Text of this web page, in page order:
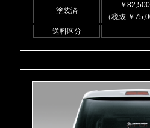
塗装済
￥82,500
（税抜 ￥
送料区分